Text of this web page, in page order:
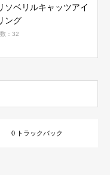
ソベリルキャッツアイ
ング
：32
0 トラックバック